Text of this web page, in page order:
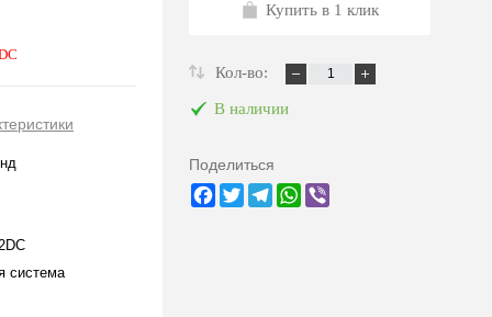
система
Купить в 1 клик
Кол-во:
В наличии
Поделиться
Facebook
TwitterTelegramWhatsApp